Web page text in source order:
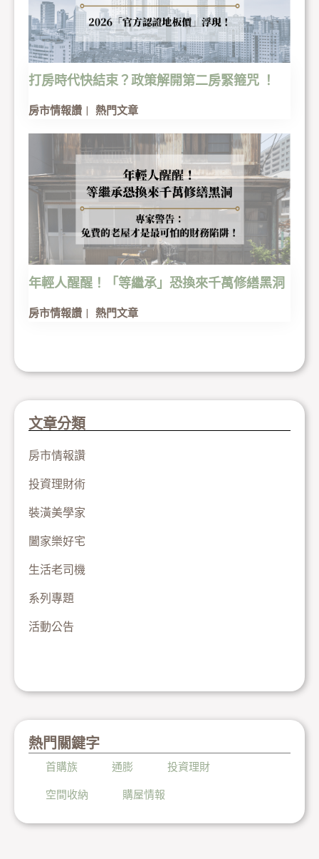
打房時代快結束？政策解開第二房緊箍咒 ！
房市情報讚 熱門文章
年輕人醒醒！「等繼承」恐換來千萬修繕黑洞
房市情報讚 熱門文章
文章分類
房市情報讚
投資理財術
裝潢美學家
闔家樂好宅
生活老司機
系列專題
活動公告
熱門關鍵字
首購族 通膨 投資理財
空間收納 購屋情報